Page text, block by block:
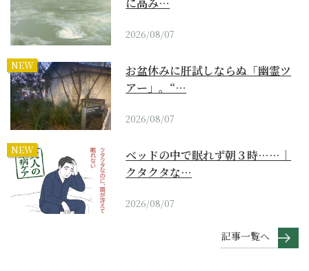
に高み…
2026/08/07
NEW
お盆休みに肝試しならぬ「幽霊ツ
アー」。“…
2026/08/07
NEW
ベッドの中で眠れず朝３時……｜
クタクタな…
2026/08/07
記事一覧へ